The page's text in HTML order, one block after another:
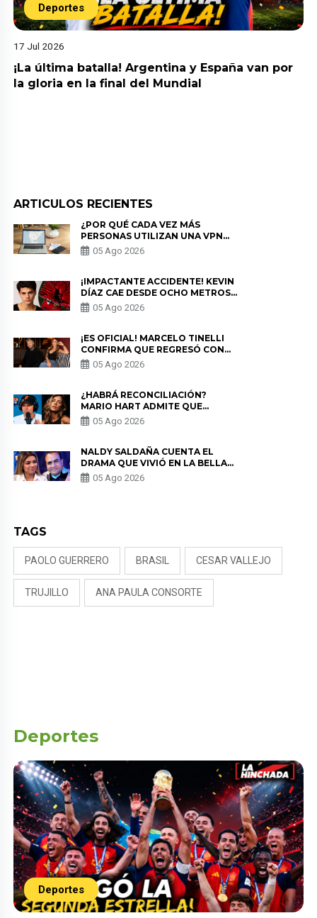
Deportes
17 Jul 2026
¡La última batalla! Argentina y España van por
la gloria en la final del Mundial
ARTICULOS RECIENTES
¿POR QUÉ CADA VEZ MÁS
PERSONAS UTILIZAN UNA VPN
PARA PROTEGER SU
PRIVACIDAD?
05 Ago 2026
¡IMPACTANTE ACCIDENTE! KEVIN
DÍAZ CAE DESDE OCHO METROS
EN “ESTO ES GUERRA” Y GENERA
PREOCUPACIÓN
05 Ago 2026
¡ES OFICIAL! MARCELO TINELLI
CONFIRMA QUE REGRESÓ CON
MILETT FIGUEROA: “EL AMOR
PUDO MÁS”
05 Ago 2026
¿HABRÁ RECONCILIACIÓN?
MARIO HART ADMITE QUE
PODRÍA VOLVER CON KORINA
RIVADENEIRA: “NO LE CERRARÍA
05 Ago 2026
NALDY SALDAÑA CUENTA EL
DRAMA QUE VIVIÓ EN LA BELLA
LUZ TRAS DENUNCIA AL
DIRECTOR MUSICAL: “NO ME
05 Ago 2026
TAGS
PAOLO GUERRERO BRASIL CESAR VALLEJO
TRUJILLO ANA PAULA CONSORTE
Deportes
Deportes